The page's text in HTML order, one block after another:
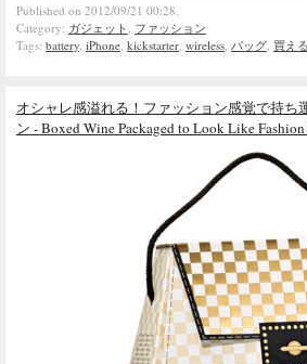
Published on 2012/09/21 00:28.
Category: ガジェット ファッション
Tags: battery iPhone kickstarter wireless バッグ 買え
オシャレ感溢れる！ファッション感覚で持ち
ン - Boxed Wine Packaged to Look Like